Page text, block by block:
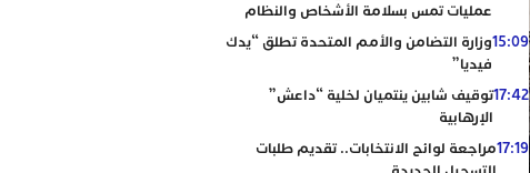
عمليات تمس بسلامة الأشخاص والنظام
15:09وزارة التضامن والأمم المتحدة تطلق “يدك
فيديا”
17:42توقيف شابين ينتميان لخلية “داعش”
الإرهابية
17:19مراجعة لوائح الانتخابات.. تقديم طلبات